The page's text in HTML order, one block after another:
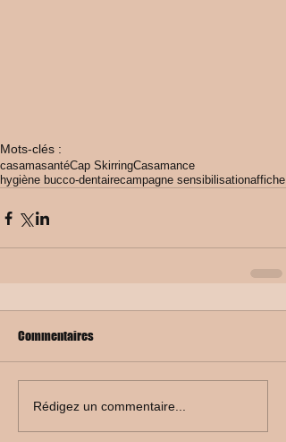
Mots-clés :
casamasantéCap SkirringCasamance
hygiène bucco-dentairecampagne sensibilisationaffiche
Commentaires
Rédigez un commentaire...